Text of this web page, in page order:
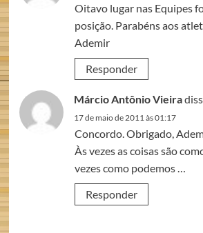
Oitavo lugar nas Equipes
posição. Parabéns aos
Ademir
Responder
Márcio Antônio Vieira
17 de maio de 2011 às 01:17
Concordo. Obrigado,
Às vezes as coisas são
vezes como podemos …
Responder